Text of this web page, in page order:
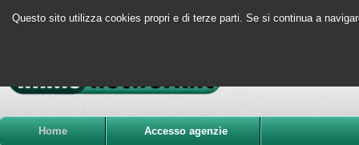
Questo sito utilizza cookies propri e di terze parti. Se si continua a
Home Accesso agenzie